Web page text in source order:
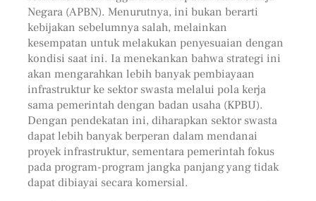
Negara (APBN). Menurutnya, ini bukan berarti
kebijakan sebelumnya salah, melainkan
kesempatan untuk melakukan penyesuaian dengan
kondisi saat ini. Ia menekankan bahwa strategi ini
akan mengarahkan lebih banyak pembiayaan
infrastruktur ke sektor swasta melalui pola kerja
sama pemerintah dengan badan usaha (KPBU).
Dengan pendekatan ini, diharapkan sektor swasta
dapat lebih banyak berperan dalam mendanai
proyek infrastruktur, sementara pemerintah fokus
pada program-program jangka panjang yang tidak
dapat dibiayai secara komersial.